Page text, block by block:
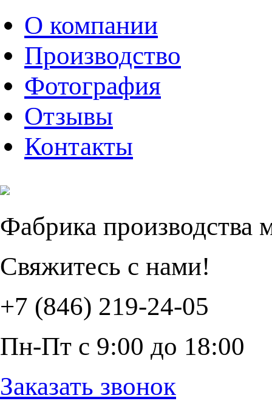
О компании
Производство
Фотография
Отзывы
Контакты
Фабрика производства
Свяжитесь с нами!
+7 (846) 219-24-05
Пн-Пт с 9:00 до 18:00
Заказать звонок